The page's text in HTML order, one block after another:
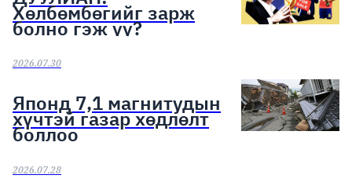
Хөлбөмбөгийг зарж
болно гэж үү?
2026.07.30
Японд 7,1 магнитудын
хүчтэй газар хөдлөлт
боллоо
2026.07.28